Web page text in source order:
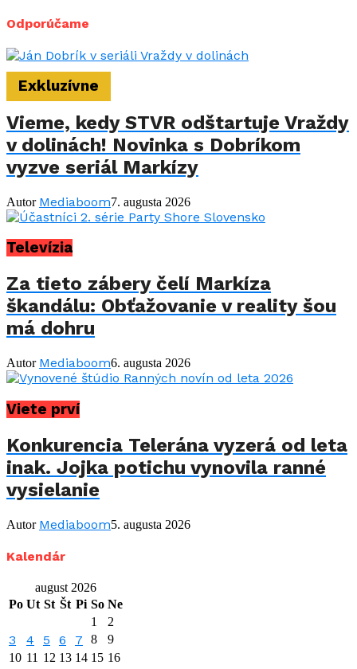
Odporúčame
Exkluzívne
Vieme, kedy STVR odštartuje Vraždy
v dolinách! Novinka s Dobríkom
vyzve seriál Markízy
Autor Mediaboom7. augusta 2026
Televízia
Za tieto zábery čelí Markíza
škandálu: Obťažovanie v reality šou
má dohru
Autor Mediaboom6. augusta 2026
Viete prví
Konkurencia Telerána vyzerá od leta
inak. Jojka potichu vynovila ranné
vysielanie
Autor Mediaboom5. augusta 2026
Kalendár
august 2026
Po Ut St Št Pi So Ne
1
2
3 4 5 6 7 8
9
10 11 12 13 14 15 16